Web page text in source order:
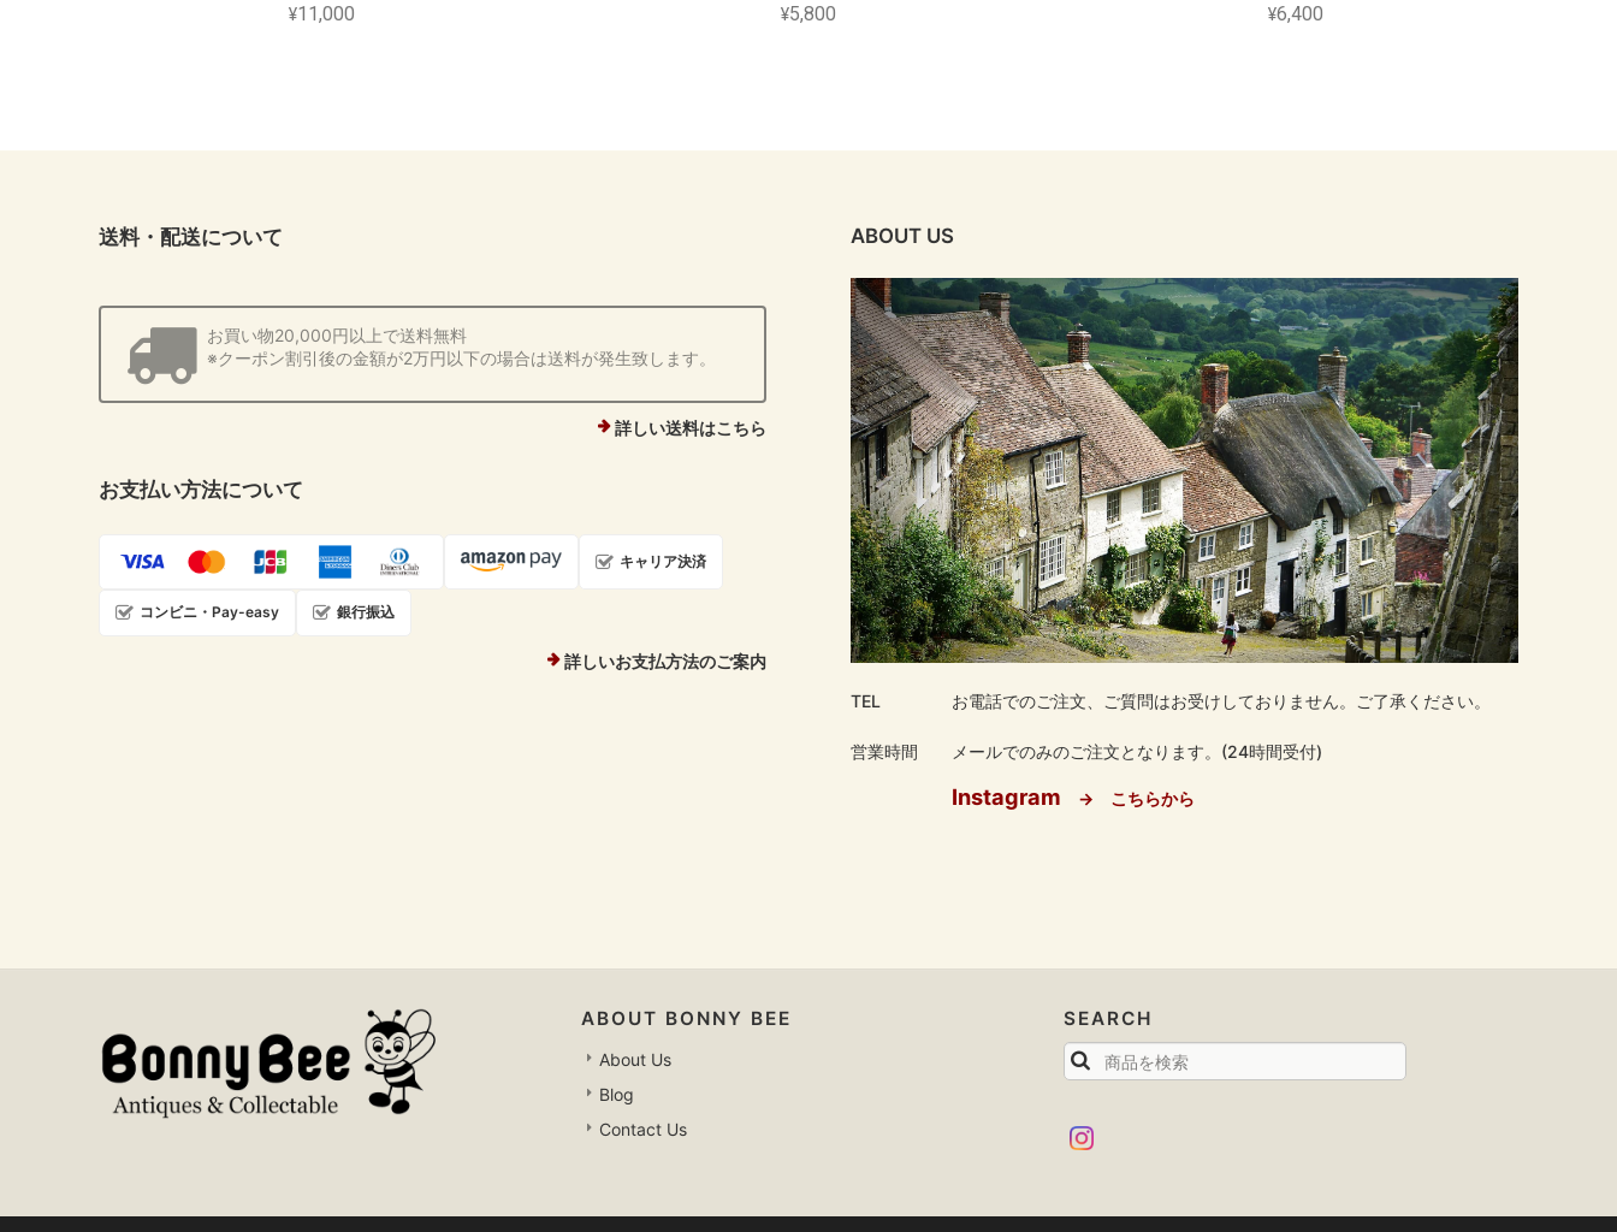
¥11,000 ¥5,800 ¥6,400
送料・配送について
お買い物20,000円以上で送料無料
※クーポン割引後の金額が2万円以下の場合は送料が発生致します。
詳しい送料はこちら
お支払い方法について
キャリア決済
コンビニ・Pay-easy 銀行振込
詳しいお支払方法のご案内
ABOUT US
TEL お電話でのご注文、ご質問はお受けしておりません。ご了承ください。
営業時間 メールでのみのご注文となります。(24時間受付)
Instagram → こちらから
ABOUT BONNY BEE
About Us
Blog
Contact Us
SEARCH